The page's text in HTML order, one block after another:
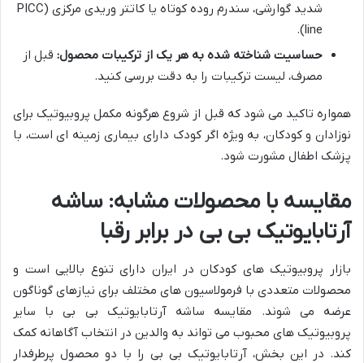
شدید گوارشی، سندرم روده کوتاه یا کاتتر وریدی مرکزی (PICC
line).
حساسیت شناخته شده به هر یک از ترکیبات محصول: قبل از
مصرف، لیست ترکیبات را به دقت بررسی کنید.
همواره تاکید می شود که قبل از شروع هرگونه مکمل پروبیوتیک برای
نوزادان و کودکان، به ویژه اگر کودک دارای بیماری زمینه ای است، با
پزشک اطفال مشورت شود.
مقایسه با محصولات مشابه: ساشه
آرتابایوتیک بی بی در برابر رقبا
بازار پروبیوتیک های کودکان در ایران دارای تنوع بالایی است و
محصولات متعددی با فرمولاسیون های مختلف برای نیازهای گوناگون
عرضه می شوند. مقایسه ساشه آرتابایوتیک بی بی با سایر
پروبیوتیک های محبوب می تواند به والدین در انتخاب آگاهانه کمک
کند. در این بخش، آرتابایوتیک بی بی را با دو محصول پرطرفدار